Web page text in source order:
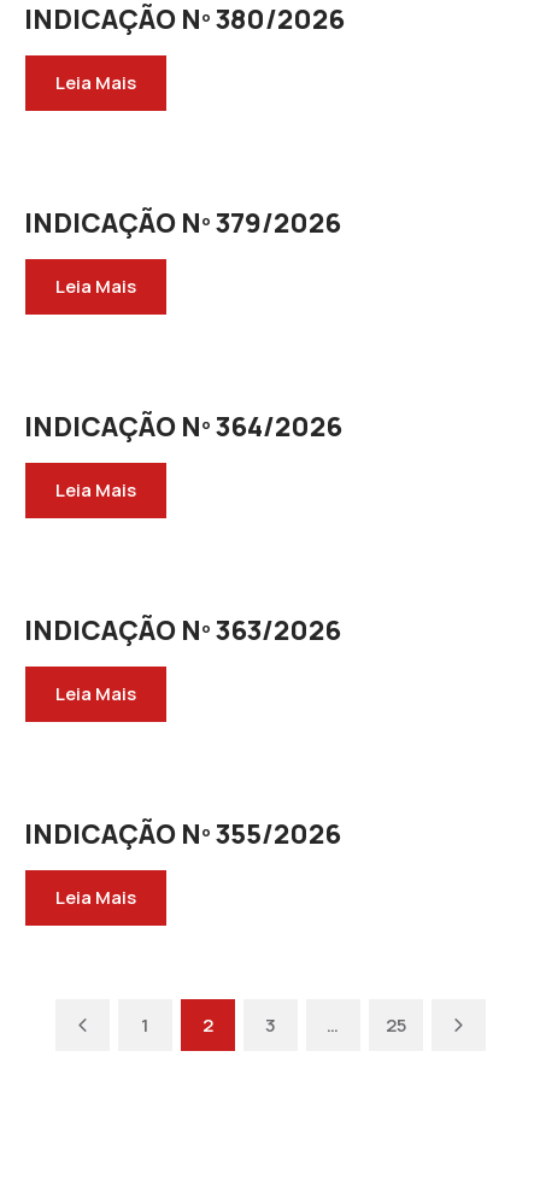
INDICAÇÃO Nº 380/2026
Leia Mais
INDICAÇÃO Nº 379/2026
Leia Mais
INDICAÇÃO Nº 364/2026
Leia Mais
INDICAÇÃO Nº 363/2026
Leia Mais
INDICAÇÃO Nº 355/2026
Leia Mais
Anterior
1 2 3 … 25